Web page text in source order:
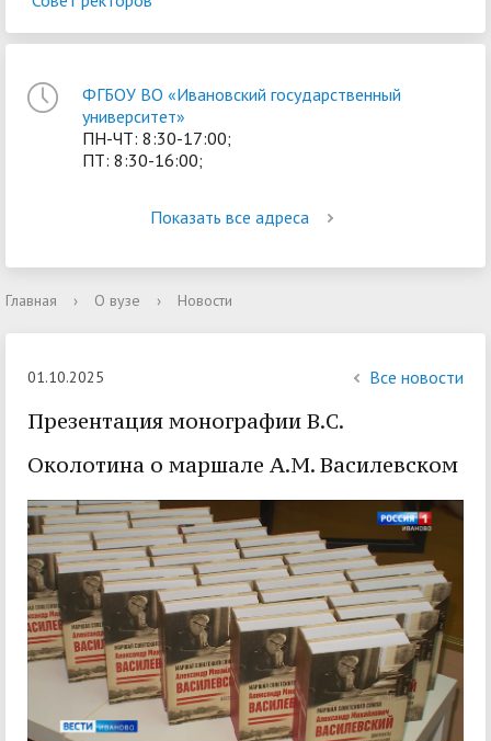
ФГБОУ ВО «Ивановский государственный
университет»
ПН-ЧТ: 8:30-17:00;
ПТ: 8:30-16:00;
Показать все адреса
Главная › О вузе › Новости
01.10.2025 Все новости
Презентация монографии В.С.
Околотина о маршале А.М. Василевском